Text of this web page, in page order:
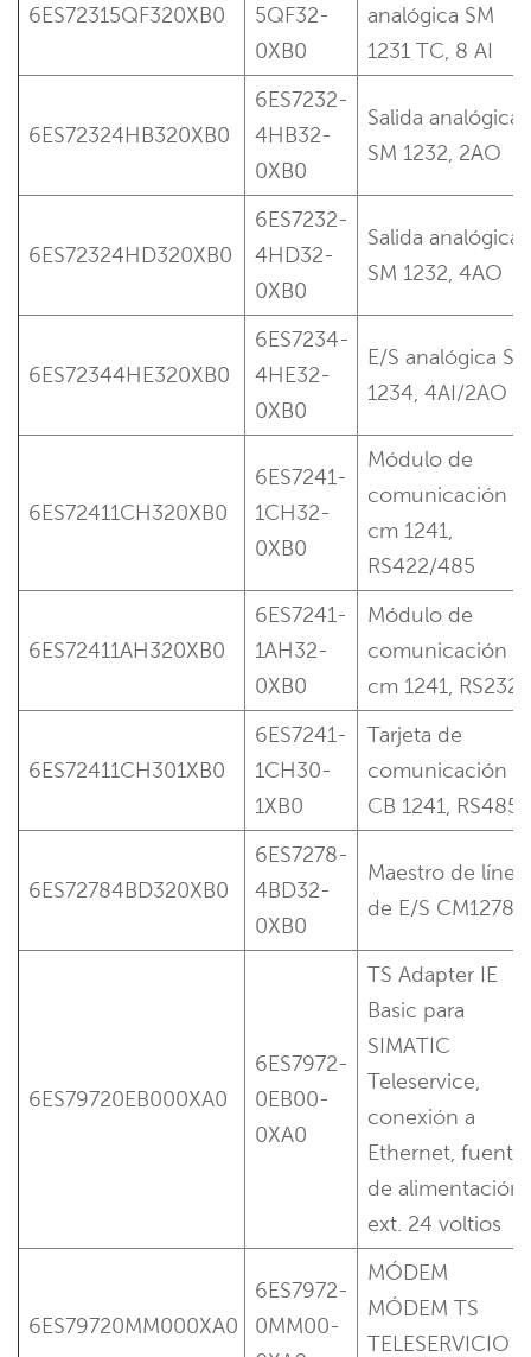
6ES72315QF320XB0
5QF32-
0XB0
analógica SM
1231 TC, 8 AI
6ES72324HB320XB0
6ES7232-
4HB32-
0XB0
Salida analógica
SM 1232, 2AO
6ES72324HD320XB0
6ES7232-
4HD32-
0XB0
Salida analógica
SM 1232, 4AO
6ES72344HE320XB0
6ES7234-
4HE32-
0XB0
E/S analógica SM
1234, 4AI/2AO
6ES72411CH320XB0
6ES7241-
1CH32-
0XB0
Módulo de
comunicación
cm 1241,
RS422/485
6ES72411AH320XB0
6ES7241-
1AH32-
0XB0
Módulo de
comunicación
cm 1241, RS232
6ES72411CH301XB0
6ES7241-
1CH30-
1XB0
Tarjeta de
comunicación
CB 1241, RS485
6ES72784BD320XB0
6ES7278-
4BD32-
0XB0
Maestro de línea
de E/S CM1278
6ES79720EB000XA0
6ES7972-
0EB00-
0XA0
TS Adapter IE
Basic para
SIMATIC
Teleservice,
conexión a
Ethernet, fuente
de alimentación
ext. 24 voltios
6ES79720MM000XA0
6ES7972-
0MM00-
MÓDEM
MÓDEM TS
TELESERVICIO